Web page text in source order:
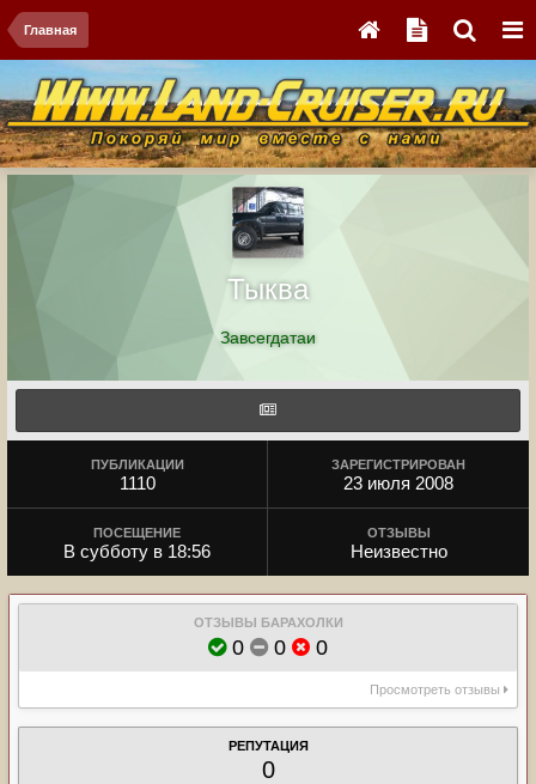
Главная
Тыква
Завсегдатаи
ПУБЛИКАЦИИ
1110
ЗАРЕГИСТРИРОВАН
23 июля 2008
ПОСЕЩЕНИЕ
В субботу в 18:56
ОТЗЫВЫ
Неизвестно
ОТЗЫВЫ БАРАХОЛКИ
0 0 0
Просмотреть отзывы
РЕПУТАЦИЯ
0